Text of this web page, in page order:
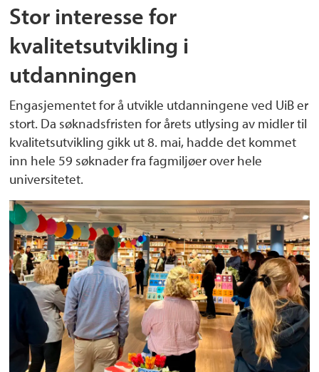
Stor interesse for
kvalitetsutvikling i
utdanningen
Engasjementet for å utvikle utdanningene ved UiB er
stort. Da søknadsfristen for årets utlysing av midler til
kvalitetsutvikling gikk ut 8. mai, hadde det kommet
inn hele 59 søknader fra fagmiljøer over hele
universitetet.